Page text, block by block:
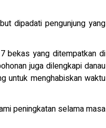
dipadati pengunjung yang
bekas yang ditempatkan di
juga dilengkapi danau
untuk menghabiskan waktu
peningkatan selama masa